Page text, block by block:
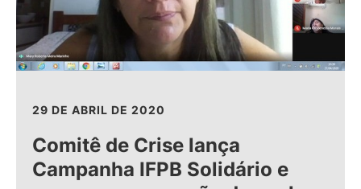
29 DE ABRIL DE 2020
Comitê de Crise lança
Campanha IFPB Solidário e